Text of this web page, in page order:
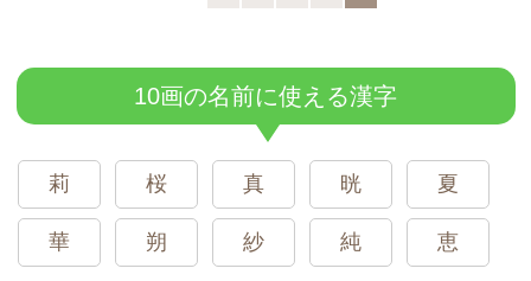
10画の名前に使える漢字
莉 桜 真 晄 夏
華 朔 紗 純 恵